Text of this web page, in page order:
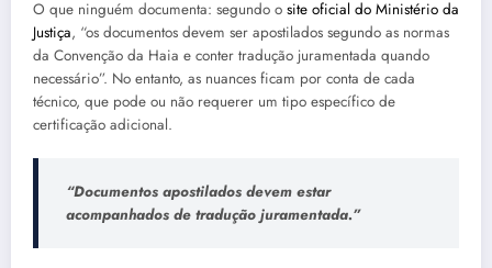
O que ninguém documenta: segundo o site oficial do Ministério da
Justiça, “os documentos devem ser apostilados segundo as normas
da Convenção da Haia e conter tradução juramentada quando
necessário”. No entanto, as nuances ficam por conta de cada
técnico, que pode ou não requerer um tipo específico de
certificação adicional.
“Documentos apostilados devem estar
acompanhados de tradução juramentada.”